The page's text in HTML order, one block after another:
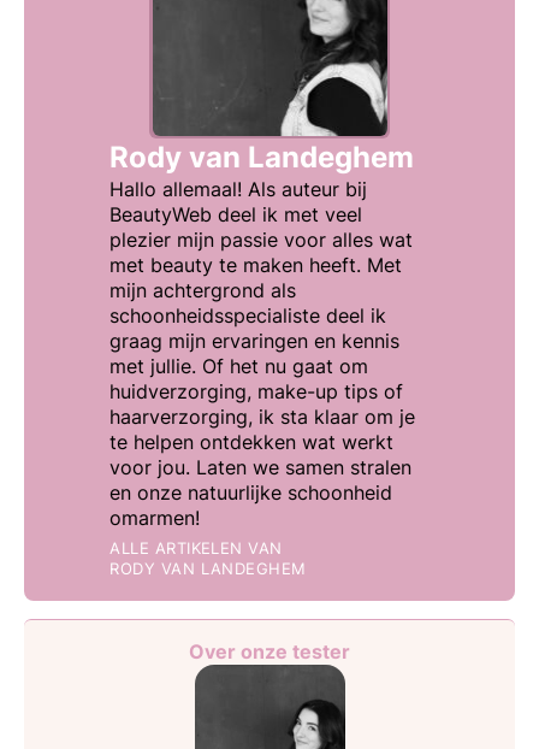
Rody van Landeghem
Hallo allemaal! Als auteur bij
BeautyWeb deel ik met veel
plezier mijn passie voor alles wat
met beauty te maken heeft. Met
mijn achtergrond als
schoonheidsspecialiste deel ik
graag mijn ervaringen en kennis
met jullie. Of het nu gaat om
huidverzorging, make-up tips of
haarverzorging, ik sta klaar om je
te helpen ontdekken wat werkt
voor jou. Laten we samen stralen
en onze natuurlijke schoonheid
omarmen!
ALLE ARTIKELEN VAN
RODY VAN LANDEGHEM
Over onze tester